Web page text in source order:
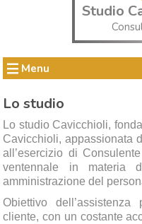
Studio
Menu
Lo studio
Lo studio Cavicchioli,
Cavicchioli, appassionata
all’esercizio di
ventennale in materia
amministrazione del
Obiettivo
cliente, con un costante